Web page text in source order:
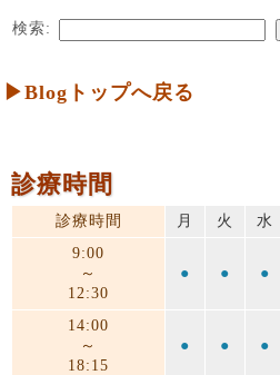
検索:
▶Blogトップへ戻る
診療時間
診療時間 月 火 水
9:00
～
12:30
● ● ●
14:00
～
18:15
● ● ●